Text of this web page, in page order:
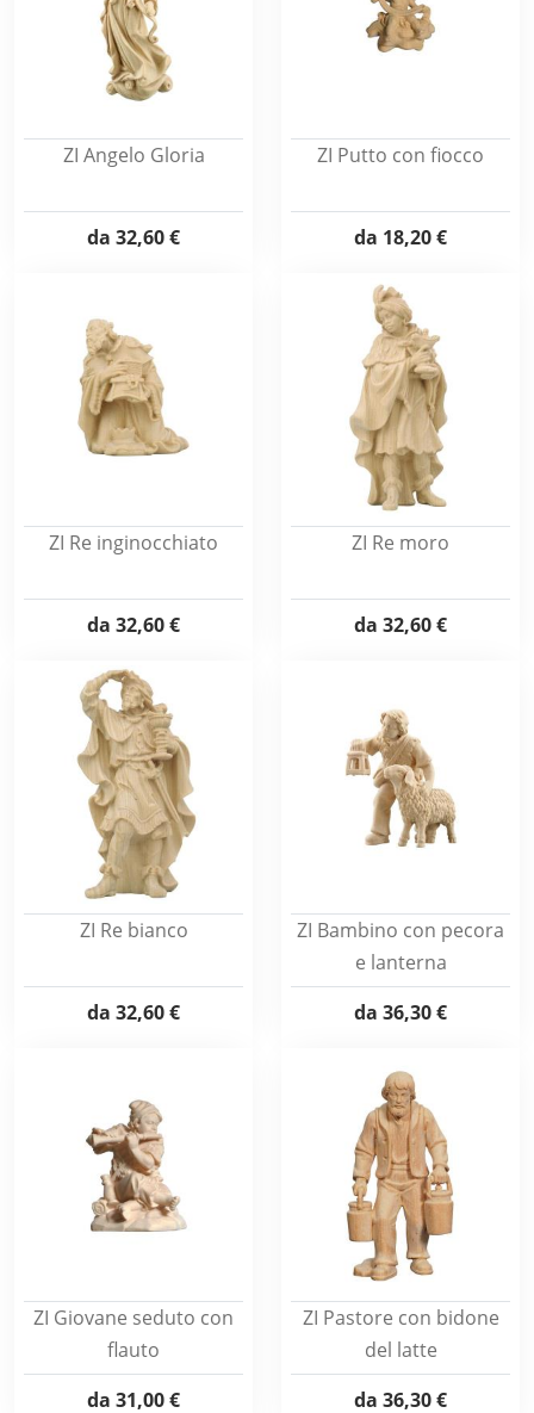
ZI Angelo Gloria
da 32,60 €
ZI Putto con fiocco
da 18,20 €
ZI Re inginocchiato
da 32,60 €
ZI Re moro
da 32,60 €
ZI Re bianco
da 32,60 €
ZI Bambino con pecora
e lanterna
da 36,30 €
ZI Giovane seduto con
flauto
da 31,00 €
ZI Pastore con bidone
del latte
da 36,30 €